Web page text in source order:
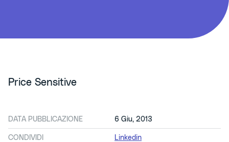
Price Sensitive
DATA PUBBLICAZIONE 6 Giu, 2013
CONDIVIDI
Linkedin